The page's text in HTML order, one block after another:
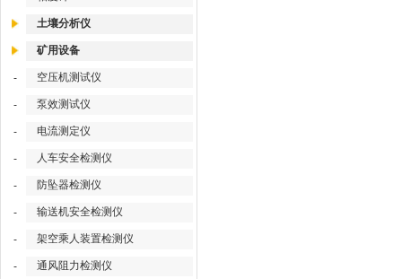
土壤分析仪
矿用设备
- 空压机测试仪
- 泵效测试仪
- 电流测定仪
- 人车安全检测仪
- 防坠器检测仪
- 输送机安全检测仪
- 架空乘人装置检测仪
- 通风阻力检测仪